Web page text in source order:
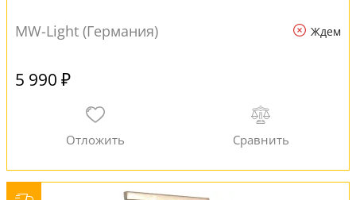
MW-Light (Германия) Ждем
5 990 ₽